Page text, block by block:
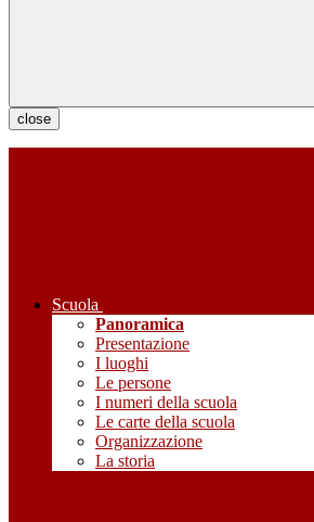
close
Scuola
Panoramica
Presentazione
I luoghi
Le persone
I numeri della scuola
Le carte della scuola
Organizzazione
La storia